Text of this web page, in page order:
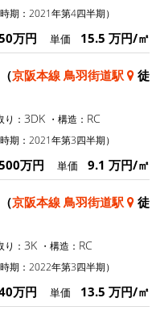
時期：2021年第4四半期）
万円 単価 15.5 万円/㎡
（京阪本線 鳥羽街道駅
徒
り： 3DK ・構造： RC
時期：2021年第3四半期）
万円 単価 9.1 万円/㎡
（京阪本線 鳥羽街道駅
徒
り： 3K ・構造： RC
時期：2022年第3四半期）
万円 単価 13.5 万円/㎡